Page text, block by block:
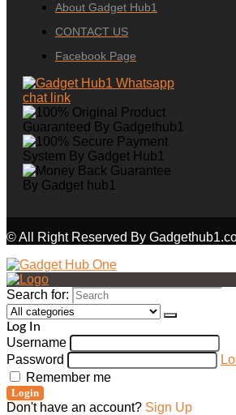
About Gadget Hub1
CONTACT US
Facebook Page
© All Right Reserved By
Search for:
Log In
Username
Password
Remember me
Login
Don't have an account? Sign Up